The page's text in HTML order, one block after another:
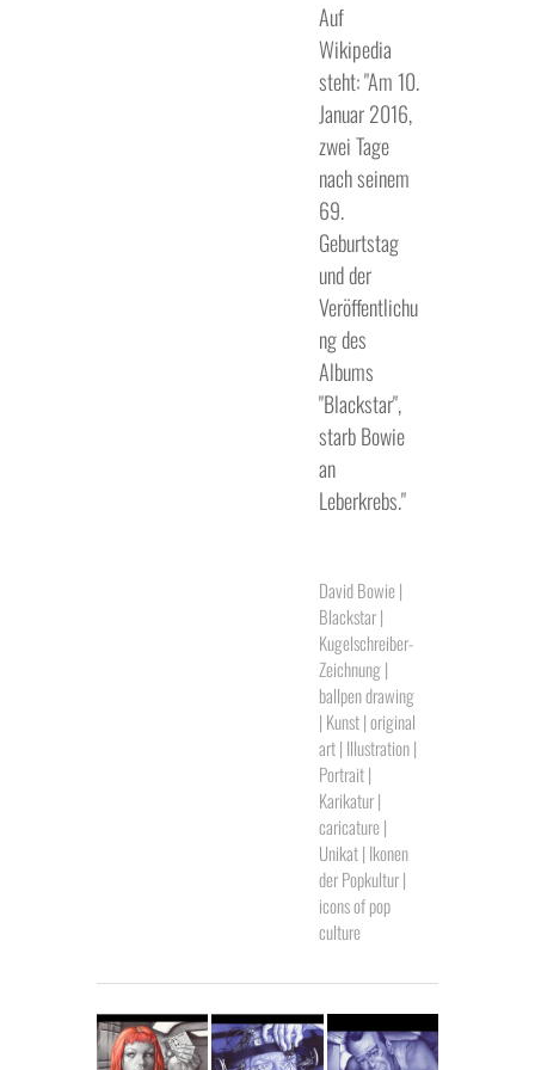
Auf
Wikipedia
steht: "Am 10.
Januar 2016,
zwei Tage
nach seinem
69.
Geburtstag
und der
Veröffentlichu
ng des
Albums
"Blackstar",
starb Bowie
an
Leberkrebs."
David Bowie |
Blackstar |
Kugelschreiber-
Zeichnung |
ballpen drawing
| Kunst | original
art | Illustration |
Portrait |
Karikatur |
caricature |
Unikat | Ikonen
der Popkultur |
icons of pop
culture